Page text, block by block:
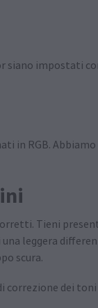
siano impostati
in RGB.
Tieni
leggera
scura.
dei